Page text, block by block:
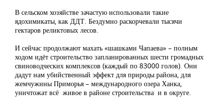
В сельском хозяйстве зачастую использовали такие
ядохимикаты, как ДДТ. Бездумно раскорчевали тысячи
гектаров реликтовых лесов.
И сейчас продолжают махать «шашками Чапаева» – полным
ходом идёт строительство запланированных шести громадных
свиноводческих комплексов (каждый по 83000 голов). Они
дадут нам убийственный эффект для природы района, для
жемчужины Приморья – международного озера Ханка,
уничтожат всё живое в районе строительства и в округе.